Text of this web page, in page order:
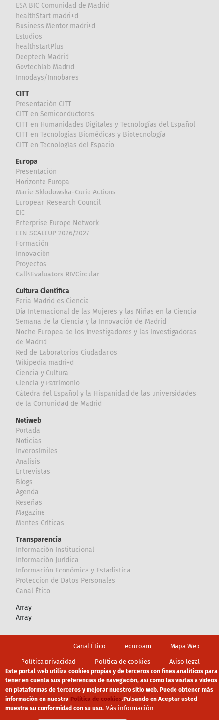
ESA BIC Comunidad de Madrid
healthStart madri+d
Business Mentor madri+d
Estudios
healthstartPlus
Deeptech Madrid
Govtechlab Madrid
Innodays/Innobares
CITT
Presentación CITT
CITT en Semiconductores
CITT en Humanidades Digitales y Tecnologías del Español
CITT en Tecnologías Biomédicas y Biotecnología
CITT en Tecnologías del Espacio
Europa
Presentación
Horizonte Europa
Marie Sklodowska-Curie Actions
European Research Council
EIC
Enterprise Europe Network
EEN SCALEUP 2026/2027
Formación
Innovación
Proyectos
Call4Evaluators RIVCircular
Cultura Científica
Feria Madrid es Ciencia
Día Internacional de las Mujeres y las Niñas en la Ciencia
Semana de la Ciencia y la Innovación de Madrid
Noche Europea de los Investigadores y las Investigadoras
de Madrid
Red de Laboratorios Ciudadanos
Wikipedia madri+d
Ciencia y Cultura
Ciencia y Patrimonio
Cátedra del Español y la Hispanidad de las universidades
de la Comunidad de Madrid
Notiweb
Portada
Noticias
Inverosímiles
Analisis
Entrevistas
Blogs
Agenda
Reseñas
Magazine
Mentes Críticas
Transparencia
Información Institucional
Información Jurídica
Información Económica y Estadística
Proteccion de Datos Personales
Canal Ético
Array
Array
Canal Ético eduroam Mapa Web
Política privacidad Política de cookies Aviso legal
Este portal web utiliza cookies propias y de terceros con fines analíticos para
tener en cuenta sus preferencias de navegación, así como las visitas a vídeos
en plataformas de terceros y mejorar nuestro sitio web. Puede obtener más
información en nuestra Política de cookies.Pulsando en Aceptar usted
muestra su conformidad con su uso. Más información